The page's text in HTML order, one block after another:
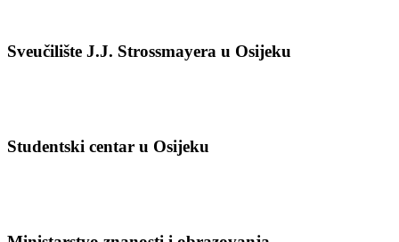
Sveučilište J.J. Strossmayera u Osijeku
Studentski centar u Osijeku